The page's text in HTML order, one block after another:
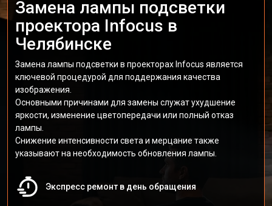
Замена лампы подсветки
проектора Infocus в
Челябинске
Замена лампы подсветки в проекторах Infocus является
ключевой процедурой для поддержания качества
изображения.
Основными причинами для замены служат ухудшение
яркости, изменение цветопередачи или полный отказ
лампы.
Снижение интенсивности света и мерцание также
указывают на необходимость обновления лампы.
Экспресс ремонт в день обращения